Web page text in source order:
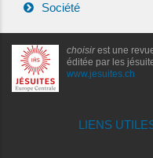
Société
choisirest une
éditée par les
www.jesuites.ch
LIENS